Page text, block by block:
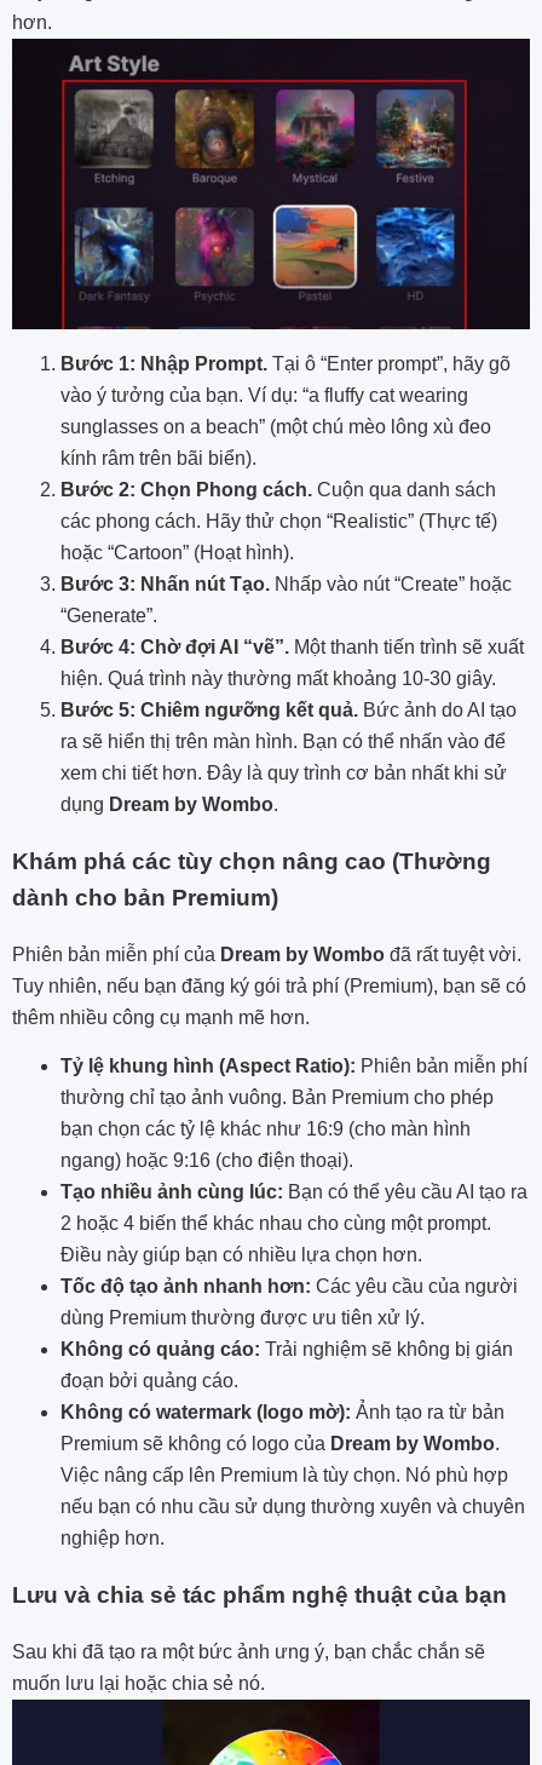
hơn.
Bước 1: Nhập Prompt. Tại ô “Enter prompt”, hãy gõ
vào ý tưởng của bạn. Ví dụ: “a fluffy cat wearing
sunglasses on a beach” (một chú mèo lông xù đeo
kính râm trên bãi biển).
Bước 2: Chọn Phong cách. Cuộn qua danh sách
các phong cách. Hãy thử chọn “Realistic” (Thực tế)
hoặc “Cartoon” (Hoạt hình).
Bước 3: Nhấn nút Tạo. Nhấp vào nút “Create” hoặc
“Generate”.
Bước 4: Chờ đợi AI “vẽ”. Một thanh tiến trình sẽ xuất
hiện. Quá trình này thường mất khoảng 10-30 giây.
Bước 5: Chiêm ngưỡng kết quả. Bức ảnh do AI tạo
ra sẽ hiển thị trên màn hình. Bạn có thể nhấn vào để
xem chi tiết hơn. Đây là quy trình cơ bản nhất khi sử
dụng Dream by Wombo.
Khám phá các tùy chọn nâng cao (Thường
dành cho bản Premium)
Phiên bản miễn phí của Dream by Wombo đã rất tuyệt vời.
Tuy nhiên, nếu bạn đăng ký gói trả phí (Premium), bạn sẽ có
thêm nhiều công cụ mạnh mẽ hơn.
Tỷ lệ khung hình (Aspect Ratio): Phiên bản miễn phí
thường chỉ tạo ảnh vuông. Bản Premium cho phép
bạn chọn các tỷ lệ khác như 16:9 (cho màn hình
ngang) hoặc 9:16 (cho điện thoại).
Tạo nhiều ảnh cùng lúc: Bạn có thể yêu cầu AI tạo ra
2 hoặc 4 biến thể khác nhau cho cùng một prompt.
Điều này giúp bạn có nhiều lựa chọn hơn.
Tốc độ tạo ảnh nhanh hơn: Các yêu cầu của người
dùng Premium thường được ưu tiên xử lý.
Không có quảng cáo: Trải nghiệm sẽ không bị gián
đoạn bởi quảng cáo.
Không có watermark (logo mờ): Ảnh tạo ra từ bản
Premium sẽ không có logo của Dream by Wombo.
Việc nâng cấp lên Premium là tùy chọn. Nó phù hợp
nếu bạn có nhu cầu sử dụng thường xuyên và chuyên
nghiệp hơn.
Lưu và chia sẻ tác phẩm nghệ thuật của bạn
Sau khi đã tạo ra một bức ảnh ưng ý, bạn chắc chắn sẽ
muốn lưu lại hoặc chia sẻ nó.